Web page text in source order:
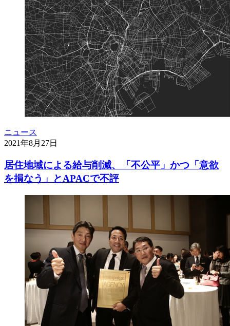
ニュース
2021年8月27日
居住地域による給与削減、「不公平」かつ「意欲
を損なう」とAPACで不評